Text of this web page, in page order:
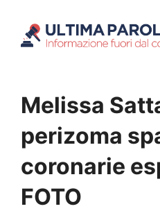
Melissa
perizoma
coronarie
FOTO